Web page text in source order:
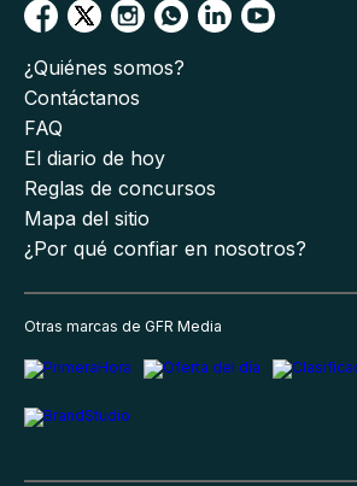
¿Quiénes somos?
Contáctanos
FAQ
El diario de hoy
Reglas de concursos
Mapa del sitio
¿Por qué confiar en nosotros?
Otras marcas de GFR Media